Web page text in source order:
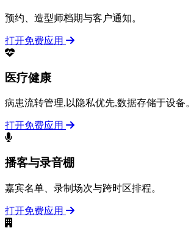
预约、造型师档期与客户通知。
打开免费应用
医疗健康
病患流转管理,以隐私优先,数据存储于设备。
打开免费应用
播客与录音棚
嘉宾名单、录制场次与跨时区排程。
打开免费应用